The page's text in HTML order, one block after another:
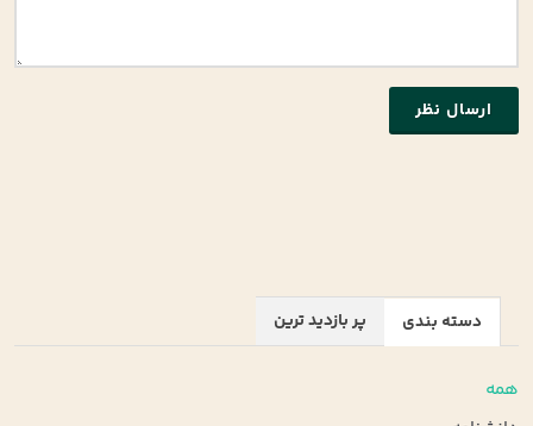
ارسال نظر
دسته بندی پر بازدید ترین
همه